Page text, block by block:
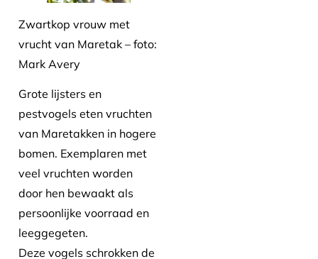
Zwartkop vrouw met
vrucht van Maretak – foto:
Mark Avery
Grote lijsters en
pestvogels eten vruchten
van Maretakken in hogere
bomen. Exemplaren met
veel vruchten worden
door hen bewaakt als
persoonlijke voorraad en
leeggegeten.
Deze vogels schrokken de